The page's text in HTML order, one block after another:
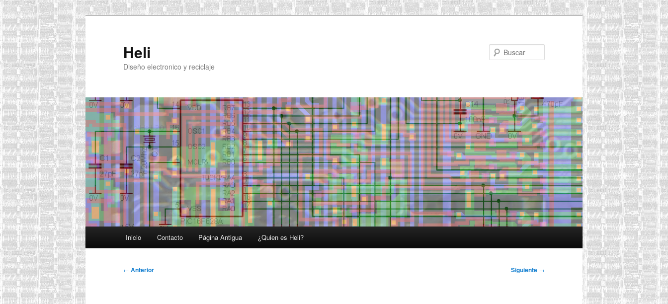
Ir
al
contenido
principal
Heli
Diseño electronico y reciclaje
Inicio Contacto Página Antigua ¿Quien es Heli?
Navegación
← Anterior Siguiente →